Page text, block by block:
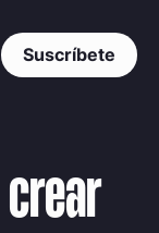
Suscríbete
crear